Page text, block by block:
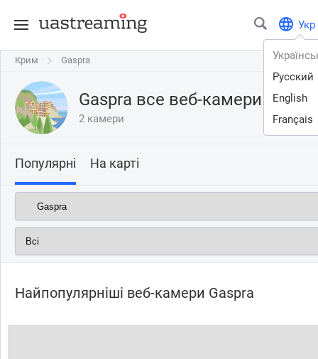
Укр
Русский
English
Français
Крим Gaspra
Крим Gaspra
Gaspra все веб-камери
2 камери
Популярні На карті
Найпопулярніші веб-камери Gaspra